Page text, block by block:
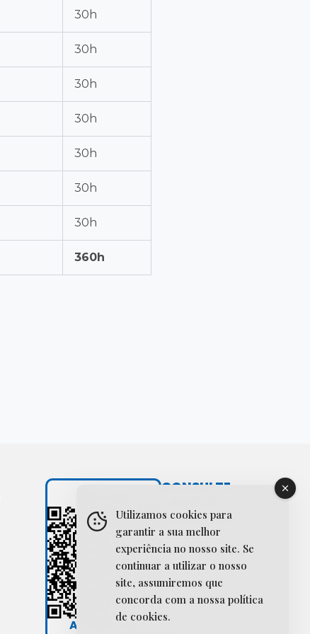
30h
30h
30h
30h
30h
30h
30h
360h
ACESSE JÁ!
CONSULTE
CADASTRO
DA
INSTITUIÇÃO
NO
SISTEMA
E-MEC
Utilizamos cookies para
garantir a sua melhor
experiência no nosso site. Se
continuar a utilizar o nosso
site, assumiremos que
concorda com a nossa política
de cookies.